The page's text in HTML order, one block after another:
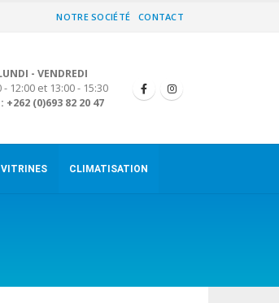
NOTRE SOCIÉTÉ CONTACT
- VENDREDI
- 12:00 et 13:00 - 15:30
+262 (0)693 82 20 47
VITRINES CLIMATISATION